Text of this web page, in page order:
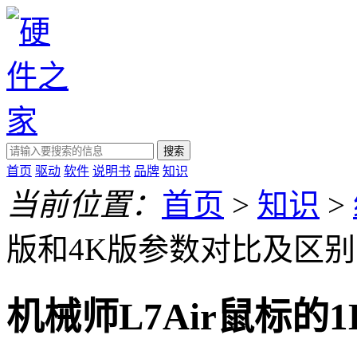
搜索
首页 驱动 软件 说明书 品牌 知识
当前位置： 首页 > 知识 >
版和4K版参数对比及区别
机械师L7Air鼠标的